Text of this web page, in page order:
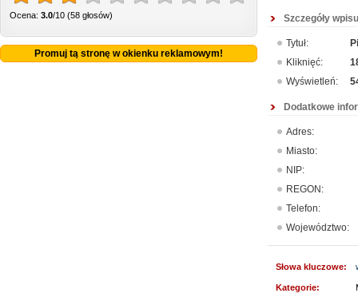
Ocena: 3.0/10 (58 głosów)
Promuj tą stronę w okienku reklamowym!
Szczegóły
Tytuł:
Kliknięć:
Wyświetleń:
Dodatkowe
Adres:
Miasto:
NIP:
REGON:
Telefon:
Województwo:
Słowa kluczowe:
Kategorie: